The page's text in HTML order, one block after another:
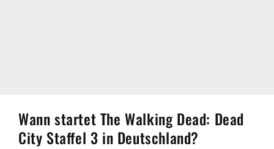
Wann startet The Walking Dead: Dead
City Staffel 3 in Deutschland?